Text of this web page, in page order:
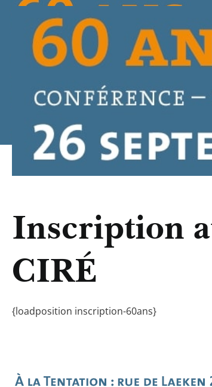
Inscription
CIRÉ
{loadposition inscription-60ans}